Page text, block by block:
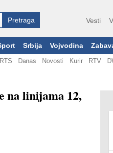
Vesti
Srbija Vojvodina
RTS Danas Novosti Kurir RTV
na linijama 12,